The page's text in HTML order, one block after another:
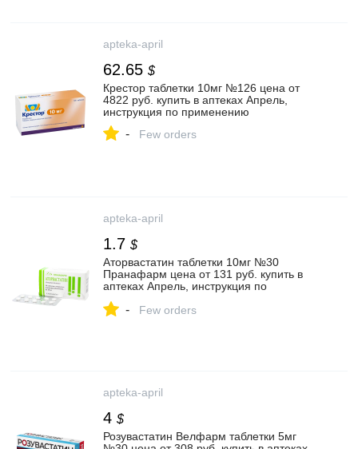
apteka-april
62.65 $
Крестор таблетки 10мг №126 цена от
4822 руб. купить в аптеках Апрель,
инструкция по применению
- Few orders
apteka-april
1.7 $
Аторвастатин таблетки 10мг №30
Пранафарм цена от 131 руб. купить в
аптеках Апрель, инструкция по
- Few orders
apteka-april
4 $
Розувастатин Велфарм таблетки 5мг